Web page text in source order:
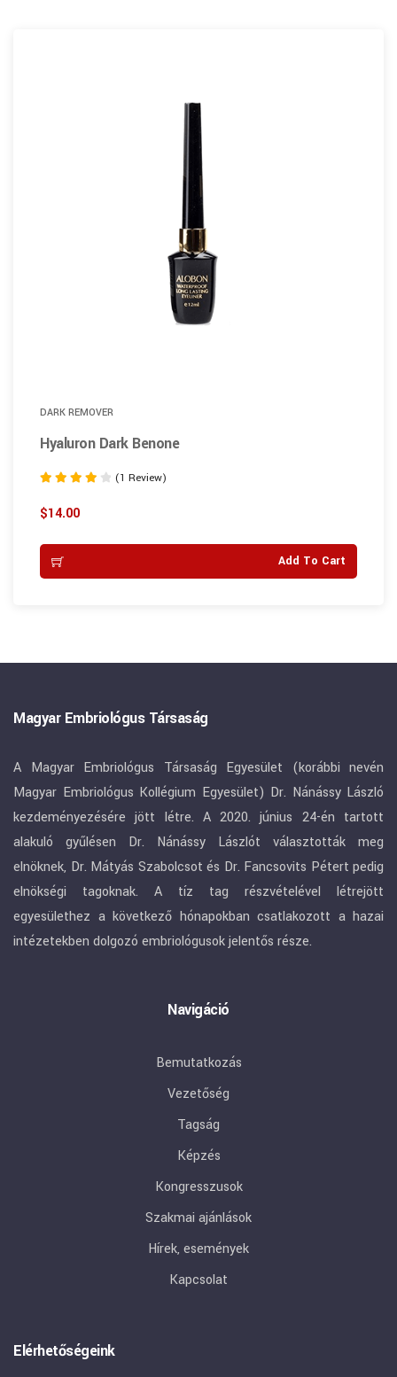
DARK REMOVER
Hyaluron Dark Benone
4.00
out of 5
(1 Review)
$14.00
Add To Cart
Magyar Embriológus Társaság
A Magyar Embriológus Társaság Egyesület (korábbi nevén
Magyar Embriológus Kollégium Egyesület) Dr. Nánássy László
kezdeményezésére jött létre. A 2020. június 24-én tartott
alakuló gyűlésen Dr. Nánássy Lászlót választották meg
elnöknek, Dr. Mátyás Szabolcsot és Dr. Fancsovits Pétert pedig
elnökségi tagoknak. A tíz tag részvételével létrejött
egyesülethez a következő hónapokban csatlakozott a hazai
intézetekben dolgozó embriológusok jelentős része.
Navigáció
Bemutatkozás
Vezetőség
Tagság
Képzés
Kongresszusok
Szakmai ajánlások
Hírek, események
Kapcsolat
Elérhetőségeink